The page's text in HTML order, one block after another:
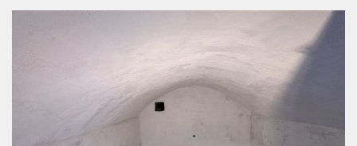
m³/h eignet sich das Gerät für Gewerbe-,